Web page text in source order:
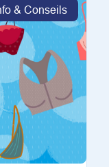
& Conseils